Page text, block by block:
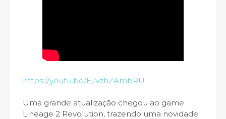
https://youtu.be/EJvzhZAmbRU
Uma grande atualização chegou ao game
Lineage 2 Revolution, trazendo uma novidade